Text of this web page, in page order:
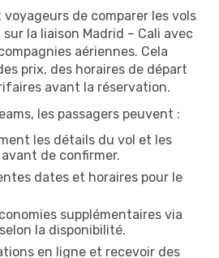
voyageurs de comparer les vols
la liaison Madrid – Cali avec
aériennes. Cela
prix, des horaires de départ
avant la réservation.
les passagers peuvent :
les détails du vol et les
de confirmer.
dates et horaires pour le
supplémentaires via
la disponibilité.
en ligne et recevoir des